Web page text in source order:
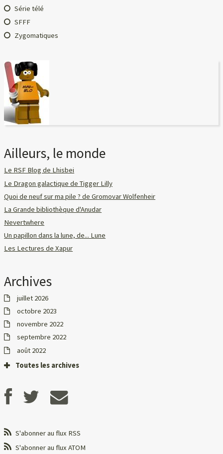
Série télé
SFFF
Zygomatiques
Ailleurs, le monde
Le RSF Blog de Lhisbei
Le Dragon galactique de Tigger Lilly
Quoi de neuf sur ma pile ? de Gromovar Wolfenheir
La Grande bibliothèque d'Anudar
Nevertwhere
Un papillon dans la lune, de... Lune
Les Lectures de Xapur
Archives
juillet 2026
octobre 2023
novembre 2022
septembre 2022
août 2022
Toutes les archives
S'abonner au flux RSS
S'abonner au flux ATOM